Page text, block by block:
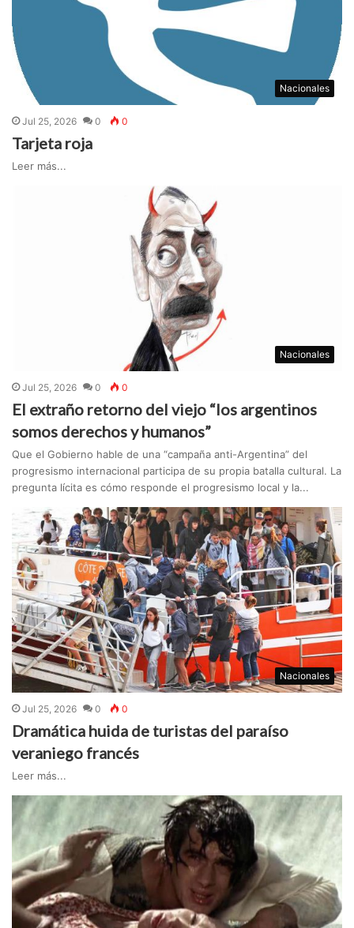
Nacionales
Jul 25, 2026 0 0
Tarjeta roja
Leer más...
Nacionales
Jul 25, 2026 0 0
El extraño retorno del viejo “los argentinos
somos derechos y humanos”
Que el Gobierno hable de una “campaña anti-Argentina” del
progresismo internacional participa de su propia batalla cultural. La
pregunta lícita es cómo responde el progresismo local y la...
Nacionales
Jul 25, 2026 0 0
Dramática huida de turistas del paraíso
veraniego francés
Leer más...